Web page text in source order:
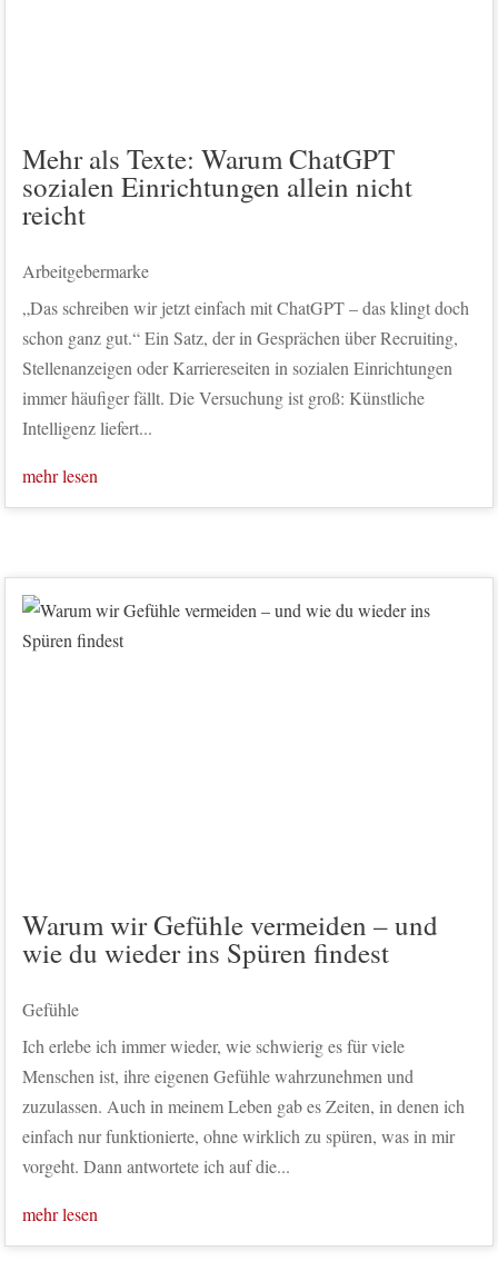
Mehr als Texte: Warum ChatGPT
sozialen Einrichtungen allein nicht
reicht
Arbeitgebermarke
„Das schreiben wir jetzt einfach mit ChatGPT – das klingt doch
schon ganz gut.“ Ein Satz, der in Gesprächen über Recruiting,
Stellenanzeigen oder Karriereseiten in sozialen Einrichtungen
immer häufiger fällt. Die Versuchung ist groß: Künstliche
Intelligenz liefert...
mehr lesen
Warum wir Gefühle vermeiden – und
wie du wieder ins Spüren findest
Gefühle
Ich erlebe ich immer wieder, wie schwierig es für viele
Menschen ist, ihre eigenen Gefühle wahrzunehmen und
zuzulassen. Auch in meinem Leben gab es Zeiten, in denen ich
einfach nur funktionierte, ohne wirklich zu spüren, was in mir
vorgeht. Dann antwortete ich auf die...
mehr lesen